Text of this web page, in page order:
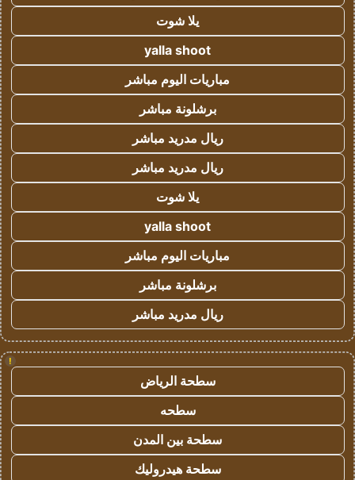
يلا شوت
yalla shoot
مباريات اليوم مباشر
برشلونة مباشر
ريال مدريد مباشر
ريال مدريد مباشر
يلا شوت
yalla shoot
مباريات اليوم مباشر
برشلونة مباشر
ريال مدريد مباشر
!
سطحة الرياض
سطحه
سطحة بين المدن
سطحة هيدروليك